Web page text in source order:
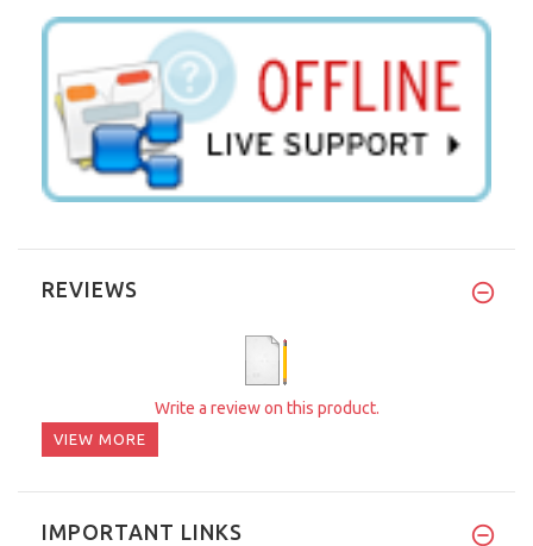
REVIEWS
Write a review on this product.
VIEW MORE
IMPORTANT LINKS